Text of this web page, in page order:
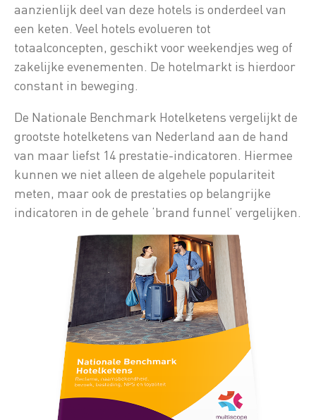
aanzienlijk deel van deze hotels is onderdeel van
een keten. Veel hotels evolueren tot
totaalconcepten, geschikt voor weekendjes weg of
zakelijke evenementen. De hotelmarkt is hierdoor
constant in beweging.
De Nationale Benchmark Hotelketens vergelijkt de
grootste hotelketens van Nederland aan de hand
van maar liefst 14 prestatie-indicatoren. Hiermee
kunnen we niet alleen de algehele populariteit
meten, maar ook de prestaties op belangrijke
indicatoren in de gehele ‘brand funnel’ vergelijken.